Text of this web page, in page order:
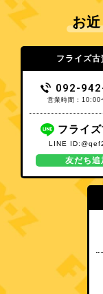
お
フライズ古
092-
営業時間：10:00
フライ
LINE
友だち追